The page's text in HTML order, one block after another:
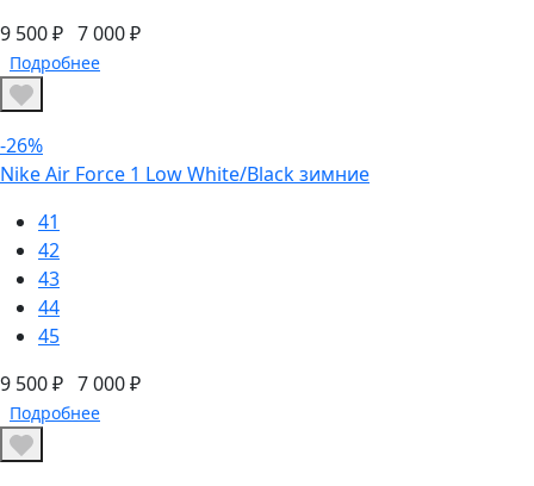
9 500 ₽ 7 000 ₽
Подробнее
-26%
Nike Air Force 1 Low White/Black зимние
41
42
43
44
45
9 500 ₽ 7 000 ₽
Подробнее